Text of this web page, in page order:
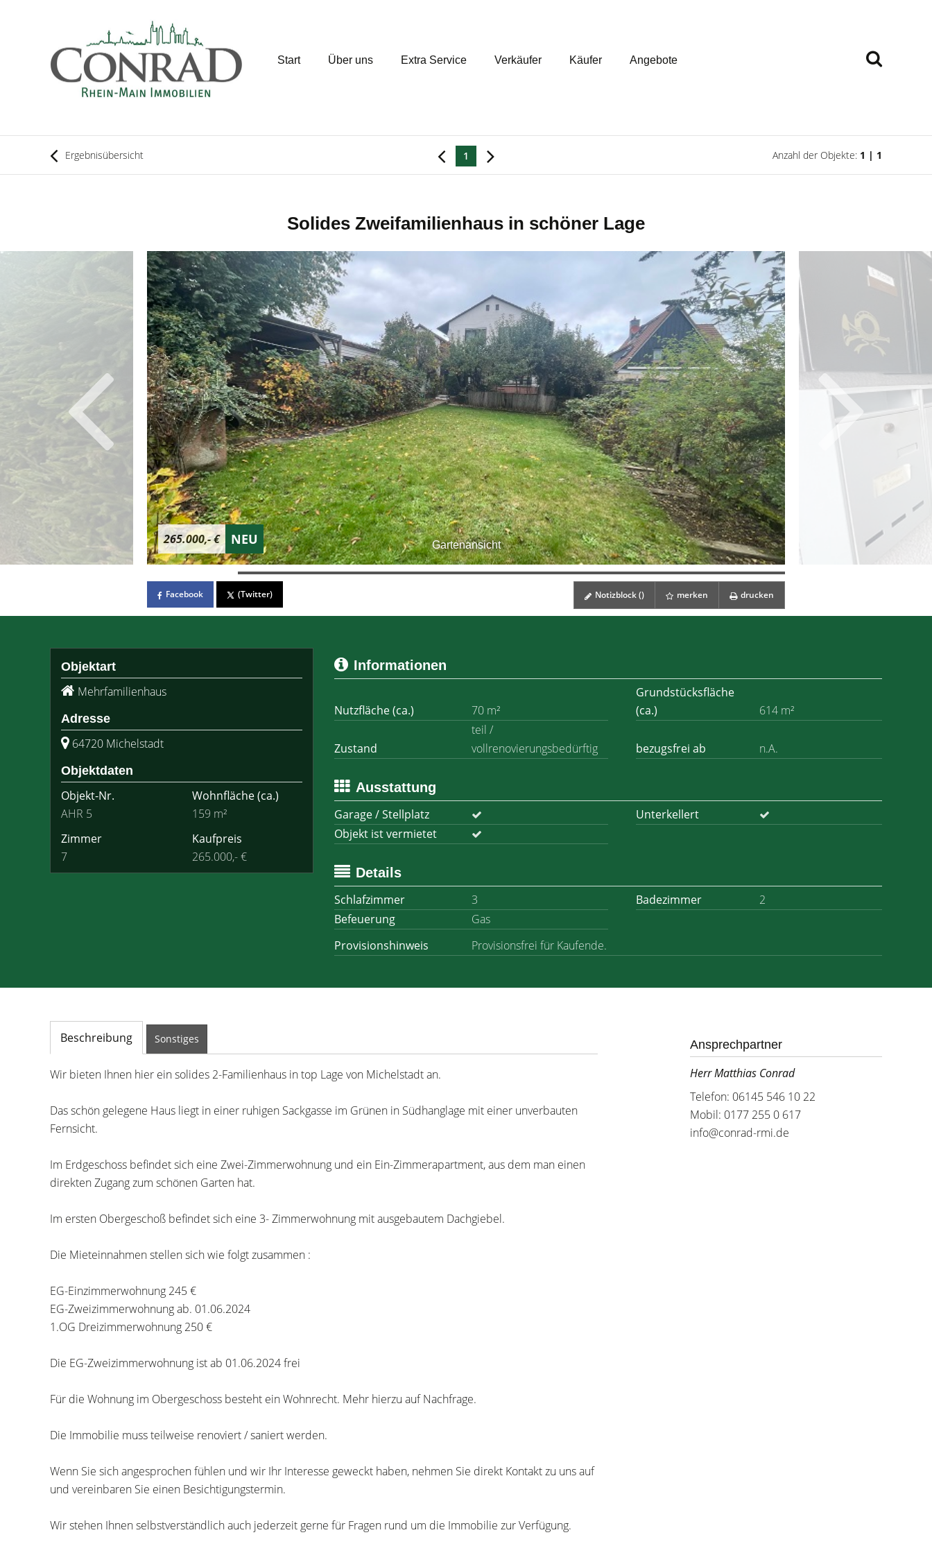
Start Über uns Extra Service Verkäufer Käufer Angebote
Ergebnisübersicht 1 Anzahl der Objekte: 1 | 1
Solides Zweifamilienhaus in schöner Lage
Gartenansicht
265.000,- € NEU
Facebook (Twitter) Notizblock () merken drucken
Objektart
Mehrfamilienhaus
Adresse
64720 Michelstadt
Objektdaten
Objekt-Nr.
AHR 5
Wohnfläche(ca.)
159 m²
Zimmer
7
Kaufpreis
265.000,- €
Informationen
Nutzfläche (ca.) 70 m²
Grundstücksfläche
(ca.)
614 m²
Zustand
teil /
vollrenovierungsbedürftig
bezugsfrei ab n.A.
Ausstattung
Garage / Stellplatz
Unterkellert
Objekt ist vermietet
Details
Schlafzimmer
3 Badezimmer
2
Befeuerung
Gas
Provisionshinweis
Provisionsfrei für Kaufende.
Beschreibung Sonstiges
Wir bieten Ihnen hier ein solides 2-Familienhaus in top Lage von Michelstadt an.
Das schön gelegene Haus liegt in einer ruhigen Sackgasse im Grünen in Südhanglage mit einer unverbauten
Fernsicht.
Im Erdgeschoss befindet sich eine Zwei-Zimmerwohnung und ein Ein-Zimmerapartment, aus dem man einen
direkten Zugang zum schönen Garten hat.
Im ersten Obergeschoß befindet sich eine 3- Zimmerwohnung mit ausgebautem Dachgiebel.
Die Mieteinnahmen stellen sich wie folgt zusammen :
EG-Einzimmerwohnung 245 €
EG-Zweizimmerwohnung ab. 01.06.2024
1.OG Dreizimmerwohnung 250 €
Die EG-Zweizimmerwohnung ist ab 01.06.2024 frei
Für die Wohnung im Obergeschoss besteht ein Wohnrecht. Mehr hierzu auf Nachfrage.
Die Immobilie muss teilweise renoviert / saniert werden.
Wenn Sie sich angesprochen fühlen und wir Ihr Interesse geweckt haben, nehmen Sie direkt Kontakt zu uns auf
und vereinbaren Sie einen Besichtigungstermin.
Wir stehen Ihnen selbstverständlich auch jederzeit gerne für Fragen rund um die Immobilie zur Verfügung.
Ansprechpartner
Herr Matthias Conrad
Telefon: 06145 546 10 22
Mobil: 0177 255 0 617
info@conrad-rmi.de